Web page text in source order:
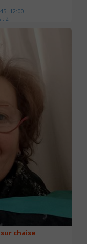
12:00
: 2
chaise